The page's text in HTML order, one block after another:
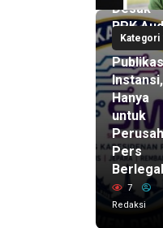
Kategori
Desak
BPK
Dana
Instansi,
Hanya
untuk
Pers
7
Redaksi
12 jam
Ketum
DPP
IKAPPI